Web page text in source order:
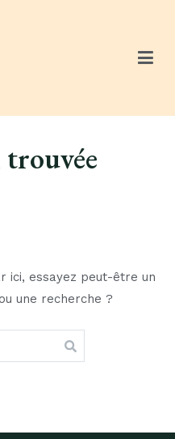
trouvée
ici, essayez peut-être un
une recherche ?